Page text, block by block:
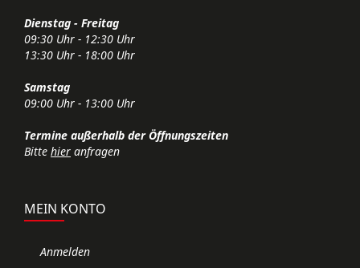
Dienstag - Freitag
09:30 Uhr - 12:30 Uhr
13:30 Uhr - 18:00 Uhr
Samstag
09:00 Uhr - 13:00 Uhr
Termine außerhalb der Öffnungszeiten
Bitte hier anfragen
MEIN KONTO
Anmelden